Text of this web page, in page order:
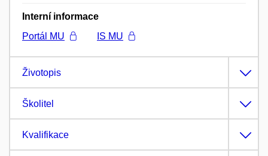
Interní informace
Portál MU
IS MU
Životopis
Školitel
Kvalifikace